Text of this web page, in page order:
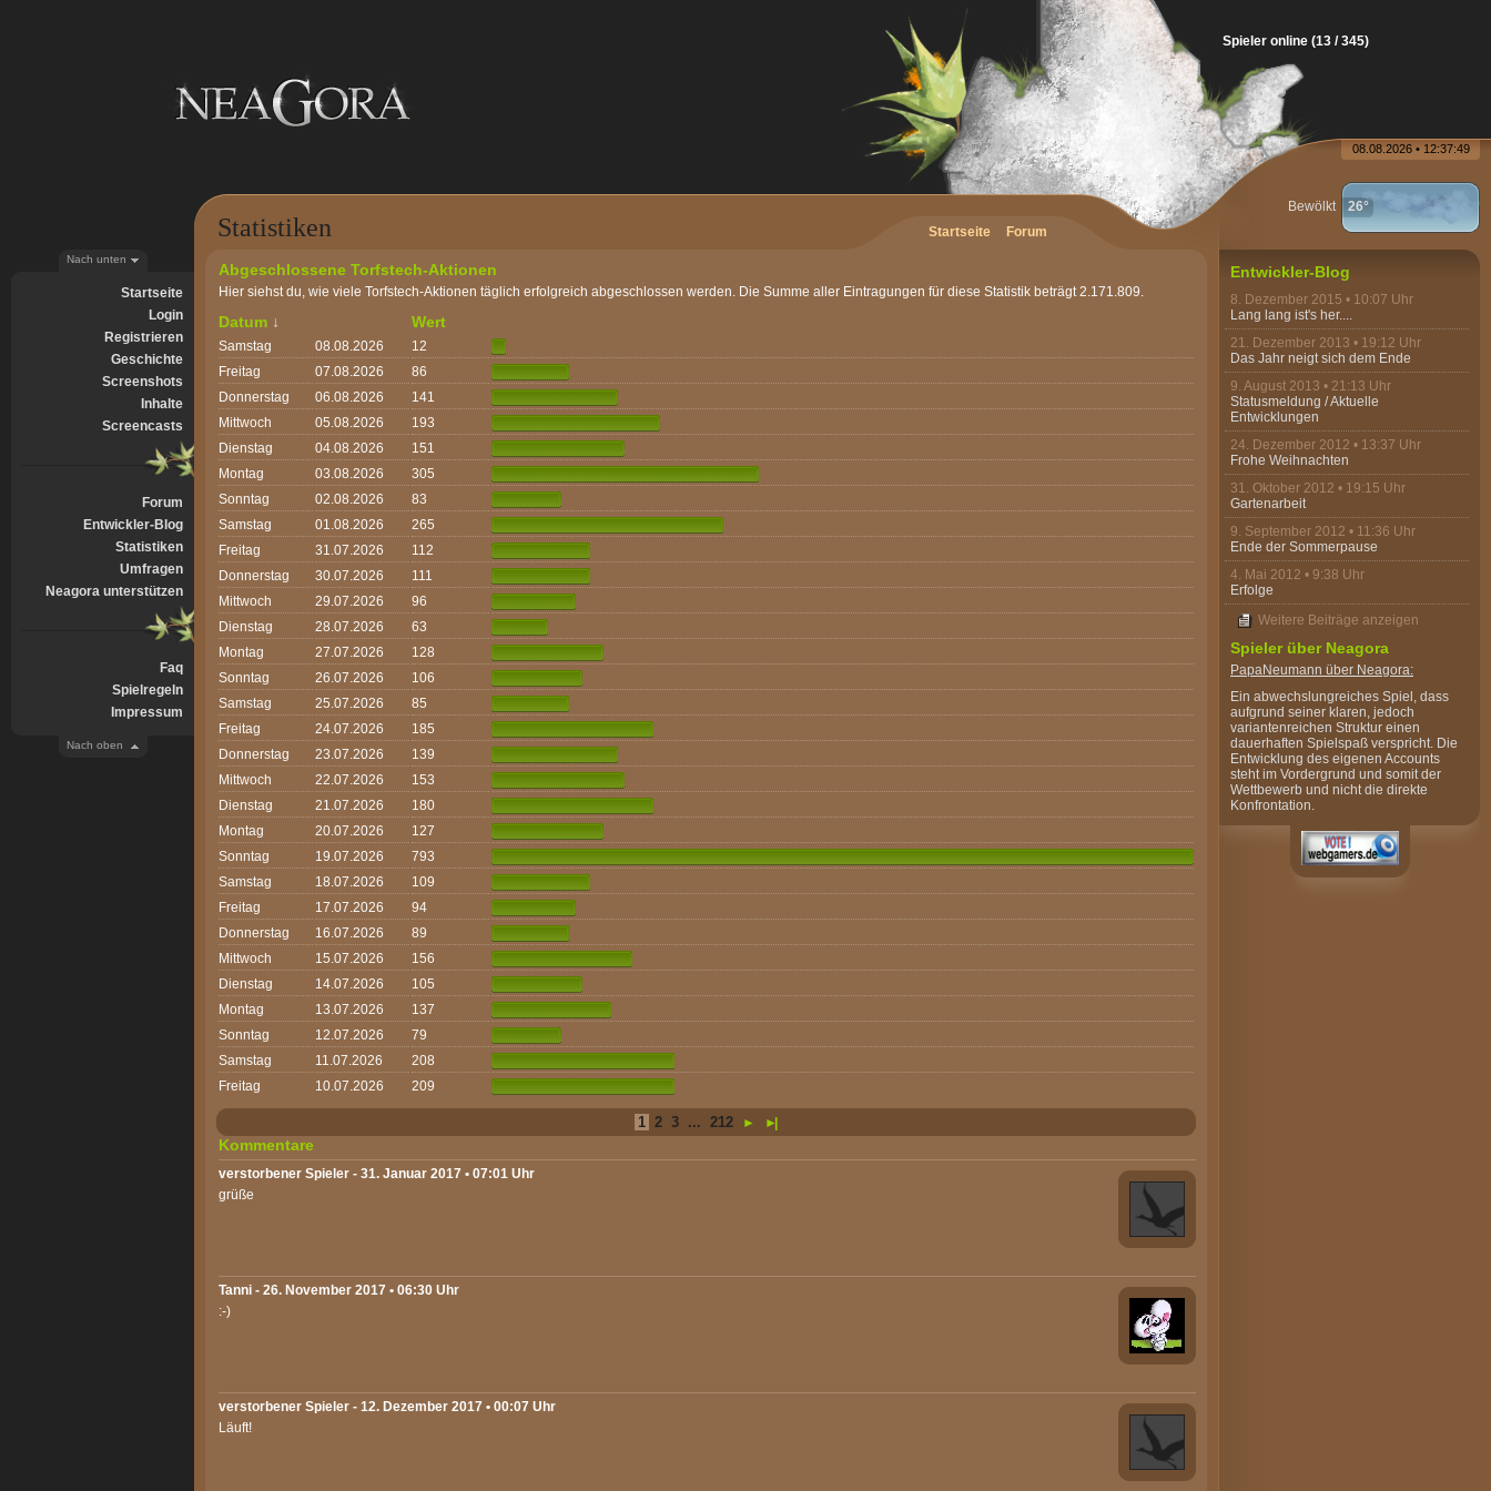
Nach unten
Startseite
Login
Registrieren
Geschichte
Screenshots
Inhalte
Screencasts
Forum
Entwickler-Blog
Statistiken
Umfragen
Neagora unterstützen
Faq
Spielregeln
Impressum
Nach oben
08.08.2026 • 12:37:49
Bewölkt 26°
Entwickler-Blog
8. Dezember 2015 • 10:07 Uhr
Lang lang ist's her....
21. Dezember 2013 • 19:12 Uhr
Das Jahr neigt sich dem Ende
9. August 2013 • 21:13 Uhr
Statusmeldung / Aktuelle
Entwicklungen
24. Dezember 2012 • 13:37 Uhr
Frohe Weihnachten
31. Oktober 2012 • 19:15 Uhr
Gartenarbeit
9. September 2012 • 11:36 Uhr
Ende der Sommerpause
4. Mai 2012 • 9:38 Uhr
Erfolge
Weitere Beiträge anzeigen
Spieler über Neagora
PapaNeumann über Neagora:
Ein abwechslungreiches Spiel, dass
aufgrund seiner klaren, jedoch
variantenreichen Struktur einen
dauerhaften Spielspaß verspricht. Die
Entwicklung des eigenen Accounts
steht im Vordergrund und somit der
Wettbewerb und nicht die direkte
Konfrontation.
Startseite Forum
Statistiken
Abgeschlossene Torfstech-Aktionen
Hier siehst du, wie viele Torfstech-Aktionen täglich erfolgreich abgeschlossen werden. Die Summe aller Eintragungen für diese Statistik beträgt 2.171.809.
Datum ↓ Wert
Samstag 08.08.2026
12
Freitag
07.08.2026
86
Donnerstag
06.08.2026
141
Mittwoch
05.08.2026
193
Dienstag
04.08.2026
151
Montag
03.08.2026
305
Sonntag
02.08.2026
83
Samstag
01.08.2026
265
Freitag
31.07.2026
112
Donnerstag
30.07.2026
111
Mittwoch
29.07.2026
96
Dienstag
28.07.2026
63
Montag
27.07.2026
128
Sonntag
26.07.2026
106
Samstag
25.07.2026
85
Freitag
24.07.2026
185
Donnerstag
23.07.2026
139
Mittwoch
22.07.2026
153
Dienstag
21.07.2026
180
Montag
20.07.2026
127
Sonntag
19.07.2026
793
Samstag
18.07.2026
109
Freitag
17.07.2026
94
Donnerstag
16.07.2026
89
Mittwoch
15.07.2026
156
Dienstag
14.07.2026
105
Montag
13.07.2026
137
Sonntag
12.07.2026
79
Samstag
11.07.2026
208
Freitag
10.07.2026 209
1 2 3 ... 212 ► ►|
Kommentare
verstorbener Spieler - 31. Januar 2017 • 07:01 Uhr
grüße
Tanni - 26. November 2017 • 06:30 Uhr
:-)
verstorbener Spieler - 12. Dezember 2017 • 00:07 Uhr
Läuft!
Spieler online (13 / 345)